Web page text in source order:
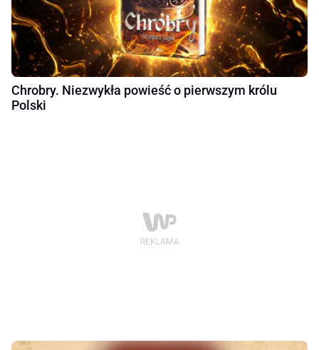
Chrobry. Niezwykła powieść o pierwszym królu
Polski